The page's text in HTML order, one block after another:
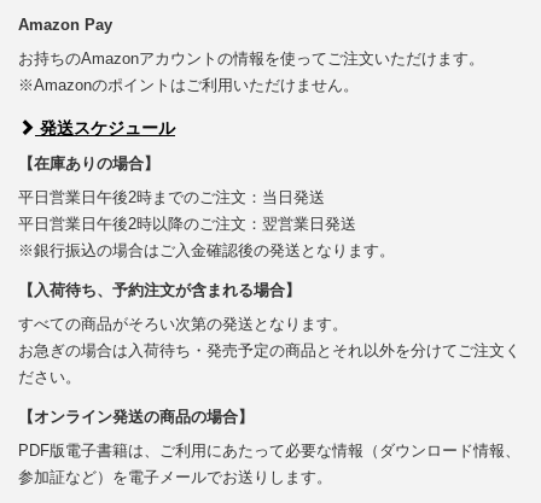
Amazon Pay
お持ちのAmazonアカウントの情報を使ってご注文いただけます。
※Amazonのポイントはご利用いただけません。
発送スケジュール
【在庫ありの場合】
平日営業日午後2時までのご注文：当日発送
平日営業日午後2時以降のご注文：翌営業日発送
※銀行振込の場合はご入金確認後の発送となります。
【入荷待ち、予約注文が含まれる場合】
すべての商品がそろい次第の発送となります。
お急ぎの場合は入荷待ち・発売予定の商品とそれ以外を分けてご注文く
ださい。
【オンライン発送の商品の場合】
PDF版電子書籍は、ご利用にあたって必要な情報（ダウンロード情報、
参加証など）を電子メールでお送りします。